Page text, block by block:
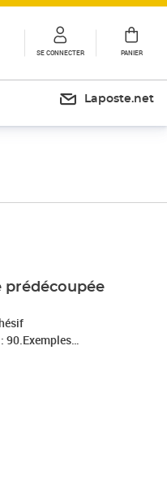
SE CONNECTER PANIER
Laposte.net
prédécoupée
90.Exemples